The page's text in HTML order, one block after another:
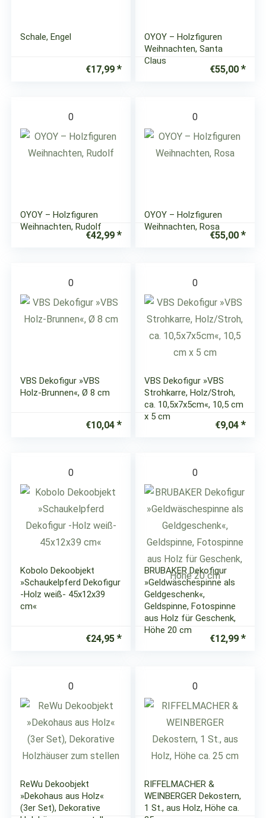
Schale, Engel
€17,99
OYOY – Holzfiguren
Weihnachten, Santa
Claus
€55,00
0
OYOY – Holzfiguren
Weihnachten, Rudolf
€42,99
0
OYOY – Holzfiguren
Weihnachten, Rosa
€55,00
0
VBS Dekofigur »VBS
Holz-Brunnen«, Ø 8 cm
€10,04
0
VBS Dekofigur »VBS
Strohkarre, Holz/Stroh,
ca. 10,5x7x5cm«, 10,5 cm
x 5 cm
€9,04
0
Kobolo Dekoobjekt
»Schaukelpferd Dekofigur
-Holz weiß- 45x12x39
cm«
€24,95
0
BRUBAKER Dekofigur
»Geldwäschespinne als
Geldgeschenk«,
Geldspinne, Fotospinne
aus Holz für Geschenk,
Höhe 20 cm
€12,99
0
ReWu Dekoobjekt
»Dekohaus aus Holz«
(3er Set), Dekorative
0
RIFFELMACHER &
WEINBERGER Dekostern,
1 St., aus Holz, Höhe ca.